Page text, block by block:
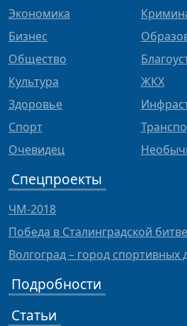
Экономика
Бизнес
Общество
Культура
Здоровье
Спорт
Очевидец
ЖКХ
Спецпроекты
ЧМ-2018
Победа в Сталинградской битве
Волгоград – город спортивных
Подробности
Статьи